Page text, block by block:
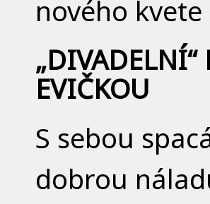
nového
„DIVADELNÍ“
EVIČKOU
S sebou
dobrou